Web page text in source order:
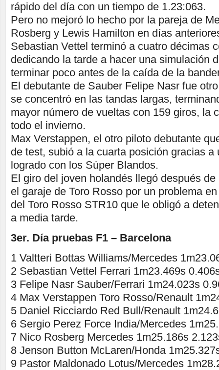
rápido del día con un tiempo de 1.23:063.
Pero no mejoró lo hecho por la pareja de
Rosberg y Lewis Hamilton en días
Sebastian Vettel terminó a cuatro décimas
dedicando la tarde a hacer una simulación
terminar poco antes de la caída de la
El debutante de Sauber Felipe Nasr fue
se concentró en las tandas largas,
mayor número de vueltas con 159 giros, la
todo el invierno.
Max Verstappen, el otro piloto debutante
de test, subió a la cuarta posición gracias a
logrado con los Súper Blandos.
El giro del joven holandés llegó después
el garaje de Toro Rosso por un problema
del Toro Rosso STR10 que le obligó a
a media tarde.
3er. Día pruebas F1 – Barcelona
1 Valtteri Bottas Williams/Mercedes
2 Sebastian Vettel Ferrari 1m23.469s
3 Felipe Nasr Sauber/Ferrari 1m24.023s
4 Max Verstappen Toro Rosso/Renault
5 Daniel Ricciardo Red Bull/Renault
6 Sergio Perez Force India/Mercedes
7 Nico Rosberg Mercedes 1m25.186s
8 Jenson Button McLaren/Honda
9 Pastor Maldonado Lotus/Mercedes